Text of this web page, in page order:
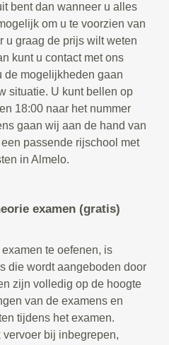
bent dan wanneer u alles
om u te voorzien van
u graag de prijs wilt weten
kunt u contact met ons
de mogelijkheden gaan
situatie. U kunt bellen op
18:00 naar het nummer
gaan wij aan de hand van
passende rijschool met
in Almelo.
examen (gratis)
te oefenen, is
die wordt aangeboden door
zijn volledig op de hoogte
van de examens en
tijdens het examen.
bij inbegrepen,